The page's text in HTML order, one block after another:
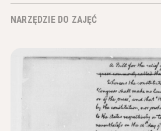
Zaangażować się
NARZĘDZIE DO ZAJĘĆ